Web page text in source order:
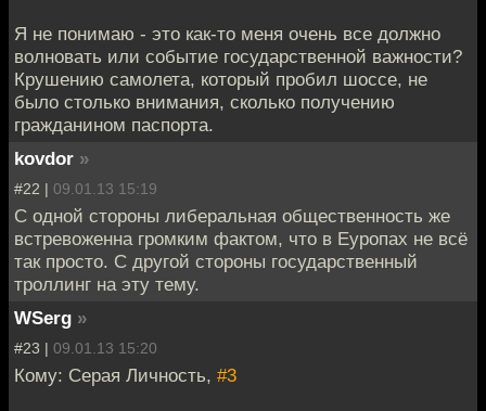
Я не понимаю - это как-то меня очень все должно
волновать или событие государственной важности?
Крушению самолета, который пробил шоссе, не
было столько внимания, сколько получению
гражданином паспорта.
kovdor »
#22 | 09.01.13 15:19
С одной стороны либеральная общественность же
встревоженна громким фактом, что в Еуропах не всё
так просто. С другой стороны государственный
троллинг на эту тему.
WSerg »
#23 | 09.01.13 15:20
Кому: Серая Личность, #3